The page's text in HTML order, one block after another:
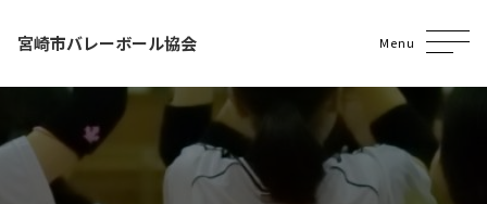
宮崎市バレーボール協会 Menu